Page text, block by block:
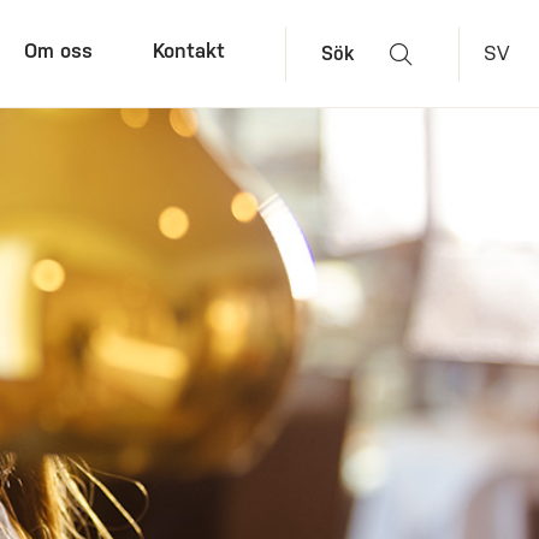
Om oss Kontakt Sök SV